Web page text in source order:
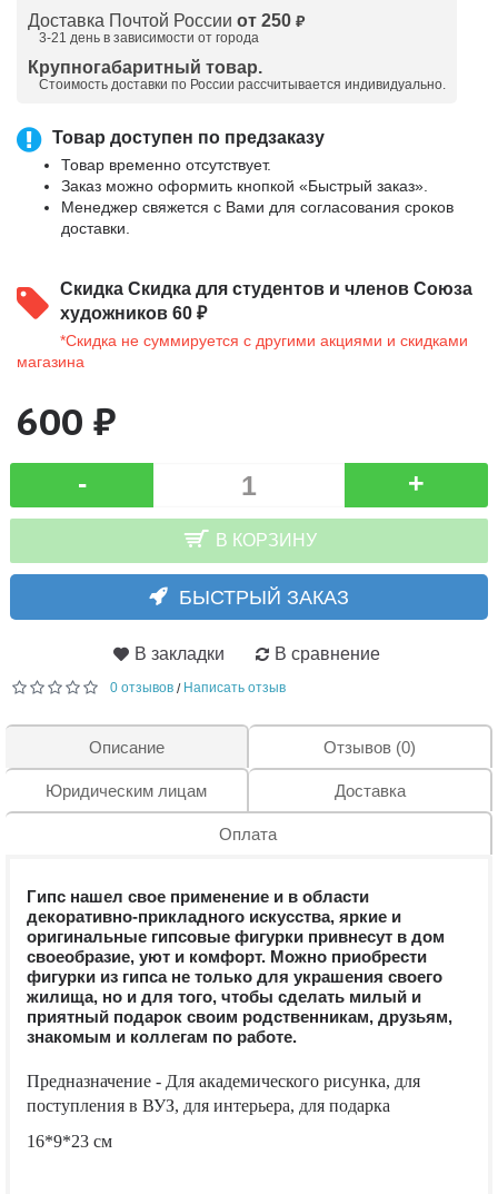
Доставка Почтой России от 250 ₽
3-21 день в зависимости от города
Крупногабаритный товар.
Стоимость доставки по России рассчитывается индивидуально.
Товар доступен по предзаказу
Товар временно отсутствует.
Заказ можно оформить кнопкой «Быстрый заказ».
Менеджер свяжется с Вами для согласования сроков
доставки.
Скидка Скидка для студентов и членов Союза
художников 60 ₽
*Скидка не суммируется с другими акциями и скидками
магазина
600 ₽
- +
В КОРЗИНУ
БЫСТРЫЙ ЗАКАЗ
В закладки В сравнение
0 отзывов / Написать отзыв
Описание Отзывов (0)
Юридическим лицам Доставка
Оплата
Гипс нашел свое применение и в области
декоративно-прикладного искусства, яркие и
оригинальные гипсовые фигурки привнесут в дом
своеобразие, уют и комфорт. Можно приобрести
фигурки из гипса не только для украшения своего
жилища, но и для того, чтобы сделать милый и
приятный подарок своим родственникам, друзьям,
знакомым и коллегам по работе.
Предназначение - Для академического рисунка, для
поступления в ВУЗ, для интерьера, для подарка
16*9*23 см